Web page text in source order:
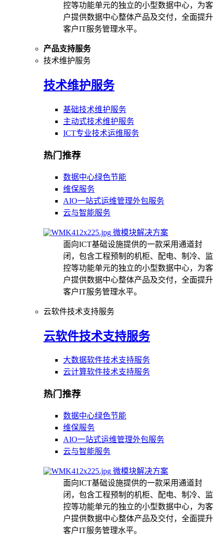
控等功能单元的独立的小型数据中心，为客
户提供数据中心整体产品及交付，全面提升
客户IT服务管理水平。
产品支持服务
技术维护服务
技术维护服务
基础技术维护服务
主动式技术维护服务
ICT专业技术运维服务
热门推荐
数据中心绿色节能
维保服务
AIO一站式运维管理外包服务
云与智能服务
微模块解决方案
面向ICT基础设施提供的一款采用通道封
闭，包含工程预制的机柜、配电、制冷、监
控等功能单元的独立的小型数据中心，为客
户提供数据中心整体产品及交付，全面提升
客户IT服务管理水平。
云软件技术支持服务
云软件技术支持服务
大数据软件技术支持服务
云计算软件技术支持服务
热门推荐
数据中心绿色节能
维保服务
AIO一站式运维管理外包服务
云与智能服务
微模块解决方案
面向ICT基础设施提供的一款采用通道封
闭，包含工程预制的机柜、配电、制冷、监
控等功能单元的独立的小型数据中心，为客
户提供数据中心整体产品及交付，全面提升
客户IT服务管理水平。